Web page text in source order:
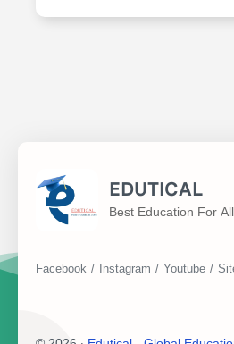
EDUTICAL
Best Education For All